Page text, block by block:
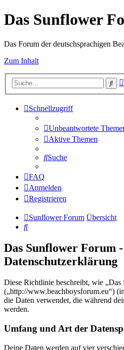
Das Sunflower
Das Forum der deutschsprachigen
Zum Inhalt
Schnellzugriff
Unbeantwortete
Aktive Themen
Suche
FAQ
Anmelden
Registrieren
Sunflower Forum Übersicht
Suche
Das Sunflower Forum -
Datenschutzerklärung
Diese Richtlinie beschreibt, wie
(„http://www.beachboysforum.eu“)
die Daten verwendet, die während
werden.
Umfang und Art der
Deine Daten werden auf vier